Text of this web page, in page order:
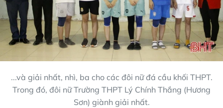
...và giải nhất, nhì, ba cho các đôi nữ đá cầu khối THPT.
Trong đó, đôi nữ Trường THPT Lý Chính Thắng (Hương
Sơn) giành giải nhất.